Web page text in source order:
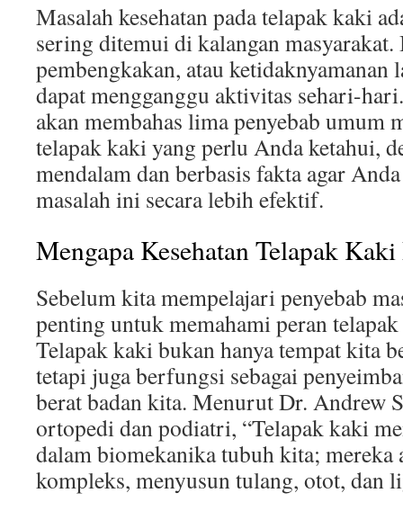
Masalah kesehatan pada telapak kaki
sering ditemui di kalangan
pembengkakan, atau
dapat mengganggu aktivitas sehari-
akan membahas lima penyebab umum
telapak kaki yang perlu Anda ketahui,
mendalam dan berbasis fakta agar
masalah ini secara lebih efektif.
Mengapa Kesehatan Telapak
Sebelum kita mempelajari penyebab
penting untuk memahami peran
Telapak kaki bukan hanya tempat kita
tetapi juga berfungsi sebagai
berat badan kita. Menurut Dr. Andrew
ortopedi dan podiatri, “Telapak kaki
dalam biomekanika tubuh kita; mereka
kompleks, menyusun tulang, otot, dan